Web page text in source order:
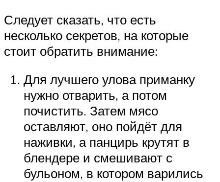
Следует сказать, что есть
несколько секретов, на которые
стоит обратить внимание:
Для лучшего улова приманку
нужно отварить, а потом
почистить. Затем мясо
оставляют, оно пойдёт для
наживки, а панцирь крутят в
блендере и смешивают с
бульоном, в котором варились